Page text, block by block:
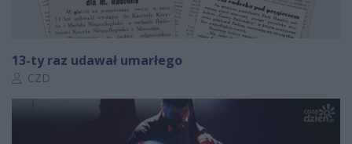
13-ty raz udawał umarłego
Autor artykułu:
CZD